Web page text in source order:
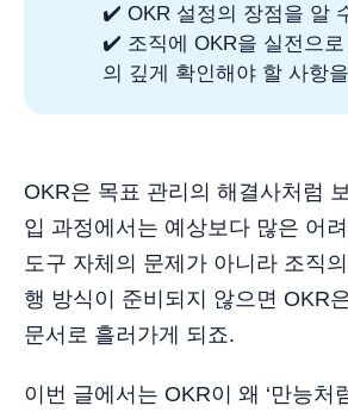
✔️ OKR 설정의 장점을 알
✔️ 조직에 OKR을 실전으
의 깊게 확인해야 할 사항
OKR은 목표 관리의 해결사처럼
입 과정에서는 예상보다 많은 어
도구 자체의 문제가 아니라 조직
행 방식이 준비되지 않으면 OKR
문서로 흘러가게 되죠.
이번 글에서는 OKR이 왜 ‘만능처